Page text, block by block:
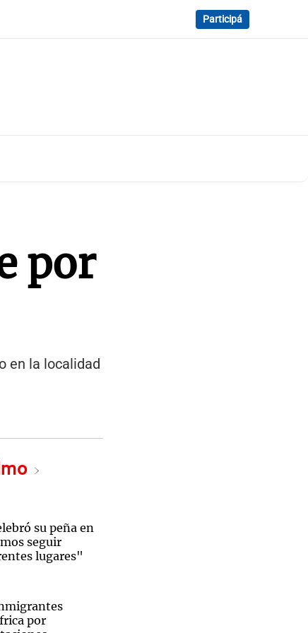
Participá
por
en la localidad
su peña en
seguir
lugares"
por